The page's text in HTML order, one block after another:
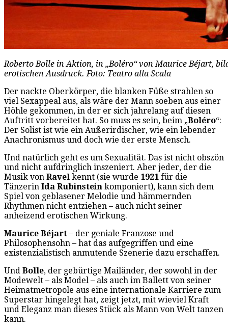
Roberto Bolle in Aktion, in „Boléro“ von Maurice Béjart,
erotischen Ausdruck. Foto: Teatro alla Scala
Der nackte Oberkörper, die blanken Füße strahlen so
viel Sexappeal aus, als wäre der Mann soeben aus einer
Höhle gekommen, in der er sich jahrelang auf diesen
Auftritt vorbereitet hat. So muss es sein, beim „Boléro“:
Der Solist ist wie ein Außerirdischer, wie ein lebender
Anachronismus und doch wie der erste Mensch.
Und natürlich geht es um Sexualität. Das ist nicht obszön
und nicht aufdringlich inszeniert. Aber jeder, der die
Musik von Ravel kennt (sie wurde 1921 für die
Tänzerin Ida Rubinstein komponiert), kann sich dem
Spiel von geblasener Melodie und hämmernden
Rhythmen nicht entziehen – auch nicht seiner
anheizend erotischen Wirkung.
Maurice Béjart – der geniale Franzose und
Philosophensohn – hat das aufgegriffen und eine
existenzialistisch anmutende Szenerie dazu erschaffen.
Und Bolle, der gebürtige Mailänder, der sowohl in der
Modewelt – als Model – als auch im Ballett von seiner
Heimatmetropole aus eine internationale Karriere zum
Superstar hingelegt hat, zeigt jetzt, mit wieviel Kraft
und Eleganz man dieses Stück als Mann von Welt tanzen
kann.